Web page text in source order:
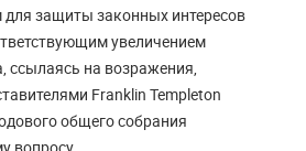
для защиты законных интересов
увеличением
ссылаясь на возражения,
Franklin Templeton
общего собрания
вопросу.